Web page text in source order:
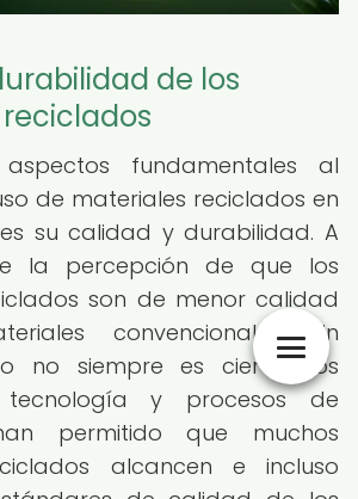
de los
fundamentales al
de materiales reciclados en
su calidad y durabilidad. A
la percepción de que los
son de menor calidad
convencionales, sin
no siempre es cierto. Los
y procesos de
permitido que muchos
alcancen e incluso